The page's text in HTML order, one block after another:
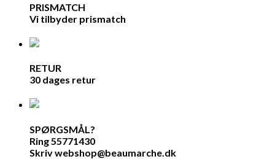
PRISMATCH
Vi tilbyder prismatch
RETUR
30 dages retur
SPØRGSMÅL?
Ring 55771430
Skriv webshop@beaumarche.dk